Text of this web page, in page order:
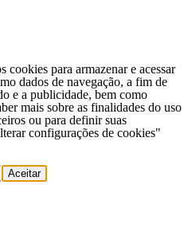
cookies para armazenar e acessar
dados de navegação, a fim de
e a publicidade, bem como
mais sobre as finalidades do uso
ou para definir suas
configurações de cookies"
Aceitar